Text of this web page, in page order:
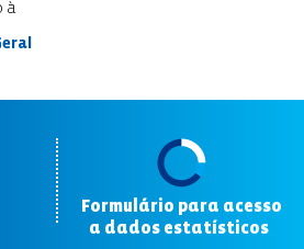
à
al
Formulário para acesso
a dados estatísticos